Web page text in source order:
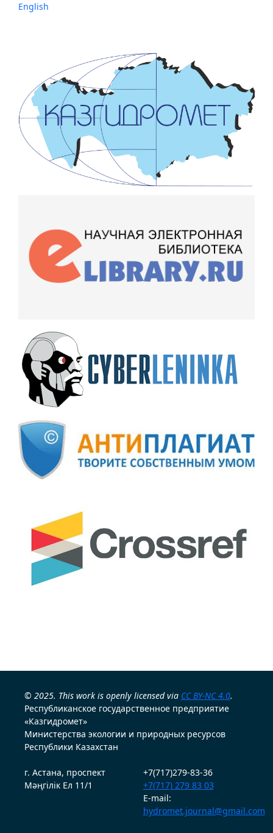
English
© 2025. This work is openly licensed via CC BY-NC 4.0.
Республиканское государственное предприятие
«Казгидромет»
Министерства экологии и природных ресурсов
Республики Казахстан
г. Астана, проспект
Мәңгілік Ел 11/1
+7(717)279-83-36
+7(717) 279 83 03
E-mail:
hydromet.journal@gmail.com